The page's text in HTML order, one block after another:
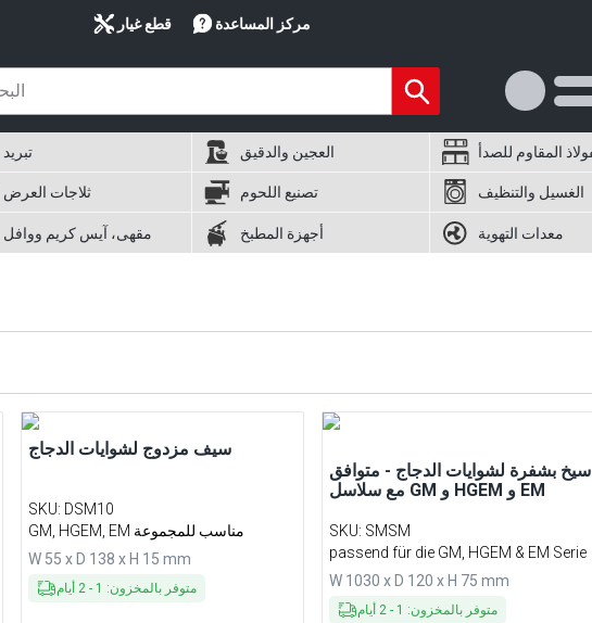
قطع غيار مركز المساعدة
تبريد العجين والدقيق
ثلاجات العرض تصنيع اللحوم الغسيل والتنظيف
مقهى، آيس كريم ووافل أجهزة المطبخ معدات التهوية
سيف مزدوج لشوايات الدجاج
SKU: DSM10
GM, HGEM, EM مناسب للمجموعة
W 55 x D 138 x H 15 mm
متوفر بالمخزون:
1
-
2 أيام
سيخ بشفرة لشوايات الدجاج - متوافق
مع سلاسل GM و HGEM و EM
SKU: SMSM
passend für die GM, HGEM & EM Serie
W 1030 x D 120 x H 75 mm
متوفر بالمخزون:
1
-
2 أيام